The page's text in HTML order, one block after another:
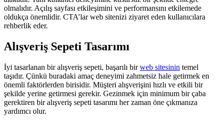
olmalıdır. Açılış sayfası etkileşimini ve performansını etkilemede
oldukça önemlidir. CTA’lar web sitenizi ziyaret eden kullanıcılara
rehberlik eder.
Alışveriş Sepeti Tasarımı
İyi tasarlanan bir alışveriş sepeti, başarılı birweb sitesinin temel
taşıdır. Çünkü buradaki amaç deneyimi zahmetsiz hale getirmek en
önemli faktörlerden birisidir. Müşteri alışverişini hızlı ve etkili bir
şekilde yerine getirmesi gerekir. Gezinmek için minimum bir çaba
gerektiren bir alışveriş sepeti tasarımı her zaman öne çıkmanıza
yardımcı olur.